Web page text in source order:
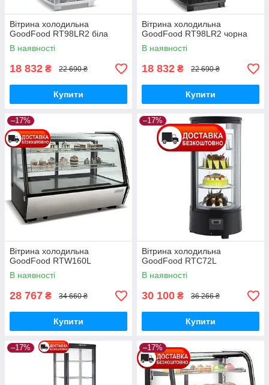
Вітрина холодильна
GoodFood RT98LR2 біла
В наявності
18 832 ₴ 22 690 ₴
Купити
Вітрина холодильна
GoodFood RT98LR2 чорна
В наявності
18 832 ₴ 22 690 ₴
Купити
–17%
Вітрина холодильна
GoodFood RTW160L
В наявності
28 767 ₴ 34 660 ₴
Купити
–17%
Вітрина холодильна
GoodFood RTC72L
В наявності
30 100 ₴ 36 266 ₴
Купити
–17% –17%